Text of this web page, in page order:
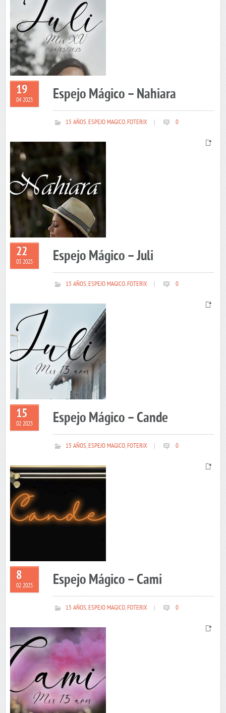
19
04 2025 Espejo Mágico – Nahiara
15 AÑOS,ESPEJO MAGICO,FOTERIX 0
22
03 2025 Espejo Mágico – Juli
15 AÑOS,ESPEJO MAGICO,FOTERIX 0
15
02 2025 Espejo Mágico – Cande
15 AÑOS,ESPEJO MAGICO,FOTERIX 0
8
02 2025 Espejo Mágico – Cami
15 AÑOS,ESPEJO MAGICO,FOTERIX 0